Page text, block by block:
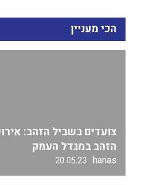
הכי מעניין
צועדים בשביל הזהב:
הזהב במגדל העמק
hanas
20.05.23